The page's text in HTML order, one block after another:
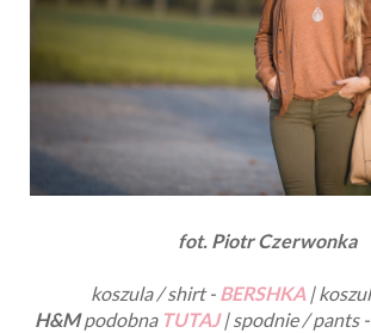
fot. Piotr Czerwonka
koszula / shirt - BERSHKA |
H&Mpodobna TUTAJ| spodnie / pants -